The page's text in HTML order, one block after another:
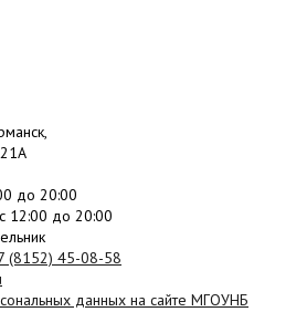
до 20:00
12:00 до 20:00
(8152) 45-08-58
данных на сайте МГОУНБ